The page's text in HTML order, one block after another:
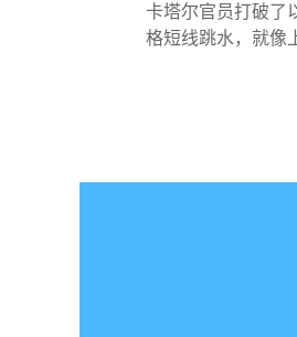
卡塔尔官员打破了
格短线跳水，就像